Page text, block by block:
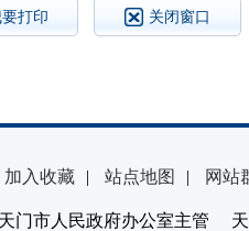
打印 关闭窗口
加入收藏 | 站点地图 | 网站
门市人民政府办公室主管 天